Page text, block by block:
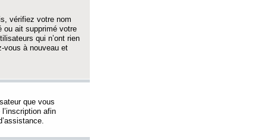
vérifiez votre nom
ou ait supprimé votre
qui n’ont rien
vous à nouveau et
que vous
afin